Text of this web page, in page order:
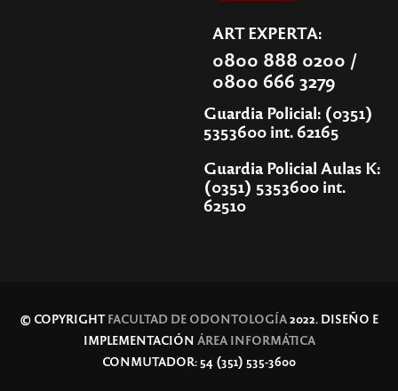
ART EXPERTA:
0800 888 0200 /
0800 666 3279
Guardia Policial: (0351)
5353600 int. 62165
Guardia Policial Aulas K:
(0351) 5353600 int.
62510
© COPYRIGHTFACULTAD DE ODONTOLOGÍA2022. DISEÑO E
IMPLEMENTACIÓN ÁREA INFORMÁTICA
CONMUTADOR: 54 (351) 535-3600